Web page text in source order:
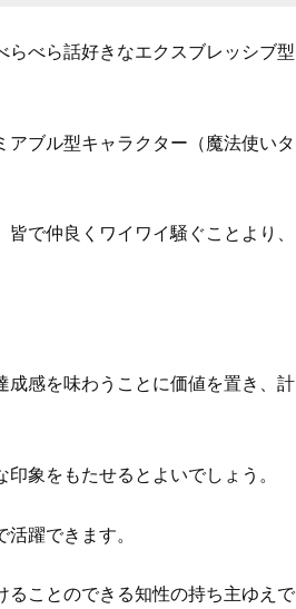
べら話好きなエクスブレッシブ型
ブル型キャラクター（魔法使いタ
皆で仲良くワイワイ騒ぐことより、
成感を味わうことに価値を置き、計
象をもたせるとよいでしょう。
活躍できます。
ことのできる知性の持ち主ゆえで